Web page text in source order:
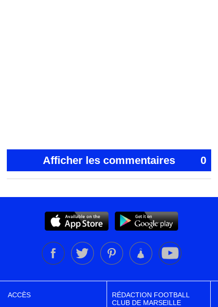
Afficher les commentaires 0
ACCÈS
RÉDACTION FOOTBALL
CLUB DE MARSEILLE